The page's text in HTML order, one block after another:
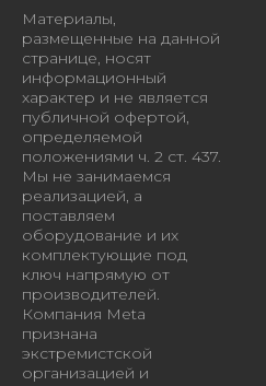
Материалы,
размещенные на данной
странице, носят
информационный
характер и не является
публичной офертой,
определяемой
положениями ч. 2 ст. 437.
Мы не занимаемся
реализацией, а
поставляем
оборудование и их
комплектующие под
ключ напрямую от
производителей.
Компания Meta
признана
экстремистской
организацией и